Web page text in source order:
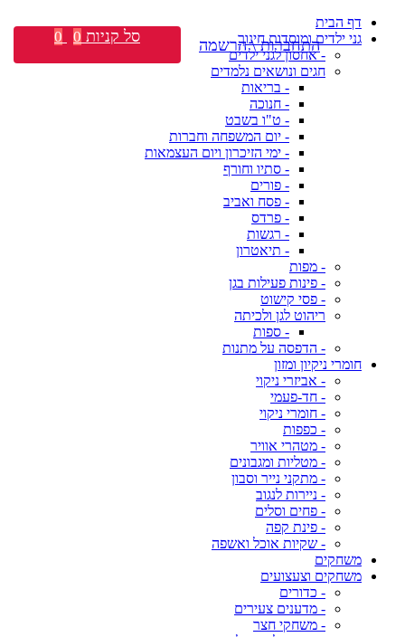
דף הבית
גני ילדים ומוסדות חינוך
- אחסון לגני ילדים
חגים ונושאים נלמדים
- בריאות
- חנוכה
- ט"ו בשבט
- יום המשפחה וחברות
- ימי הזיכרון ויום העצמאות
- סתיו וחורף
- פורים
- פסח ואביב
- פרדס
- רגשות
- תיאטרון
- מפות
- פינות פעילות בגן
- פסי קישוט
ריהוט לגן ולכיתה
- ספות
- הדפסה על מתנות
חומרי ניקיון ומזון
- אביזרי ניקוי
- חד-פעמי
- חומרי ניקוי
- כפפות
- מטהרי אוויר
- מטליות ומגבונים
- מתקני נייר וסבון
- ניירות לנגוב
- פחים וסלים
- פינת קפה
- שקיות אוכל ואשפה
משחקים
משחקים וצעצועים
- כדורים
- מדענים צעירים
- משחקי חצר
התחברות \ הרשמה סל קניות 0
0